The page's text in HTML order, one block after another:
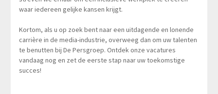
waar iedereen gelijke kansen krijgt.
Kortom, als u op zoek bent naar een uitdagende en lonende
carrière in de media-industrie, overweeg dan om uw talenten
te benutten bij De Persgroep. Ontdek onze vacatures
vandaag nog en zet de eerste stap naar uw toekomstige
succes!